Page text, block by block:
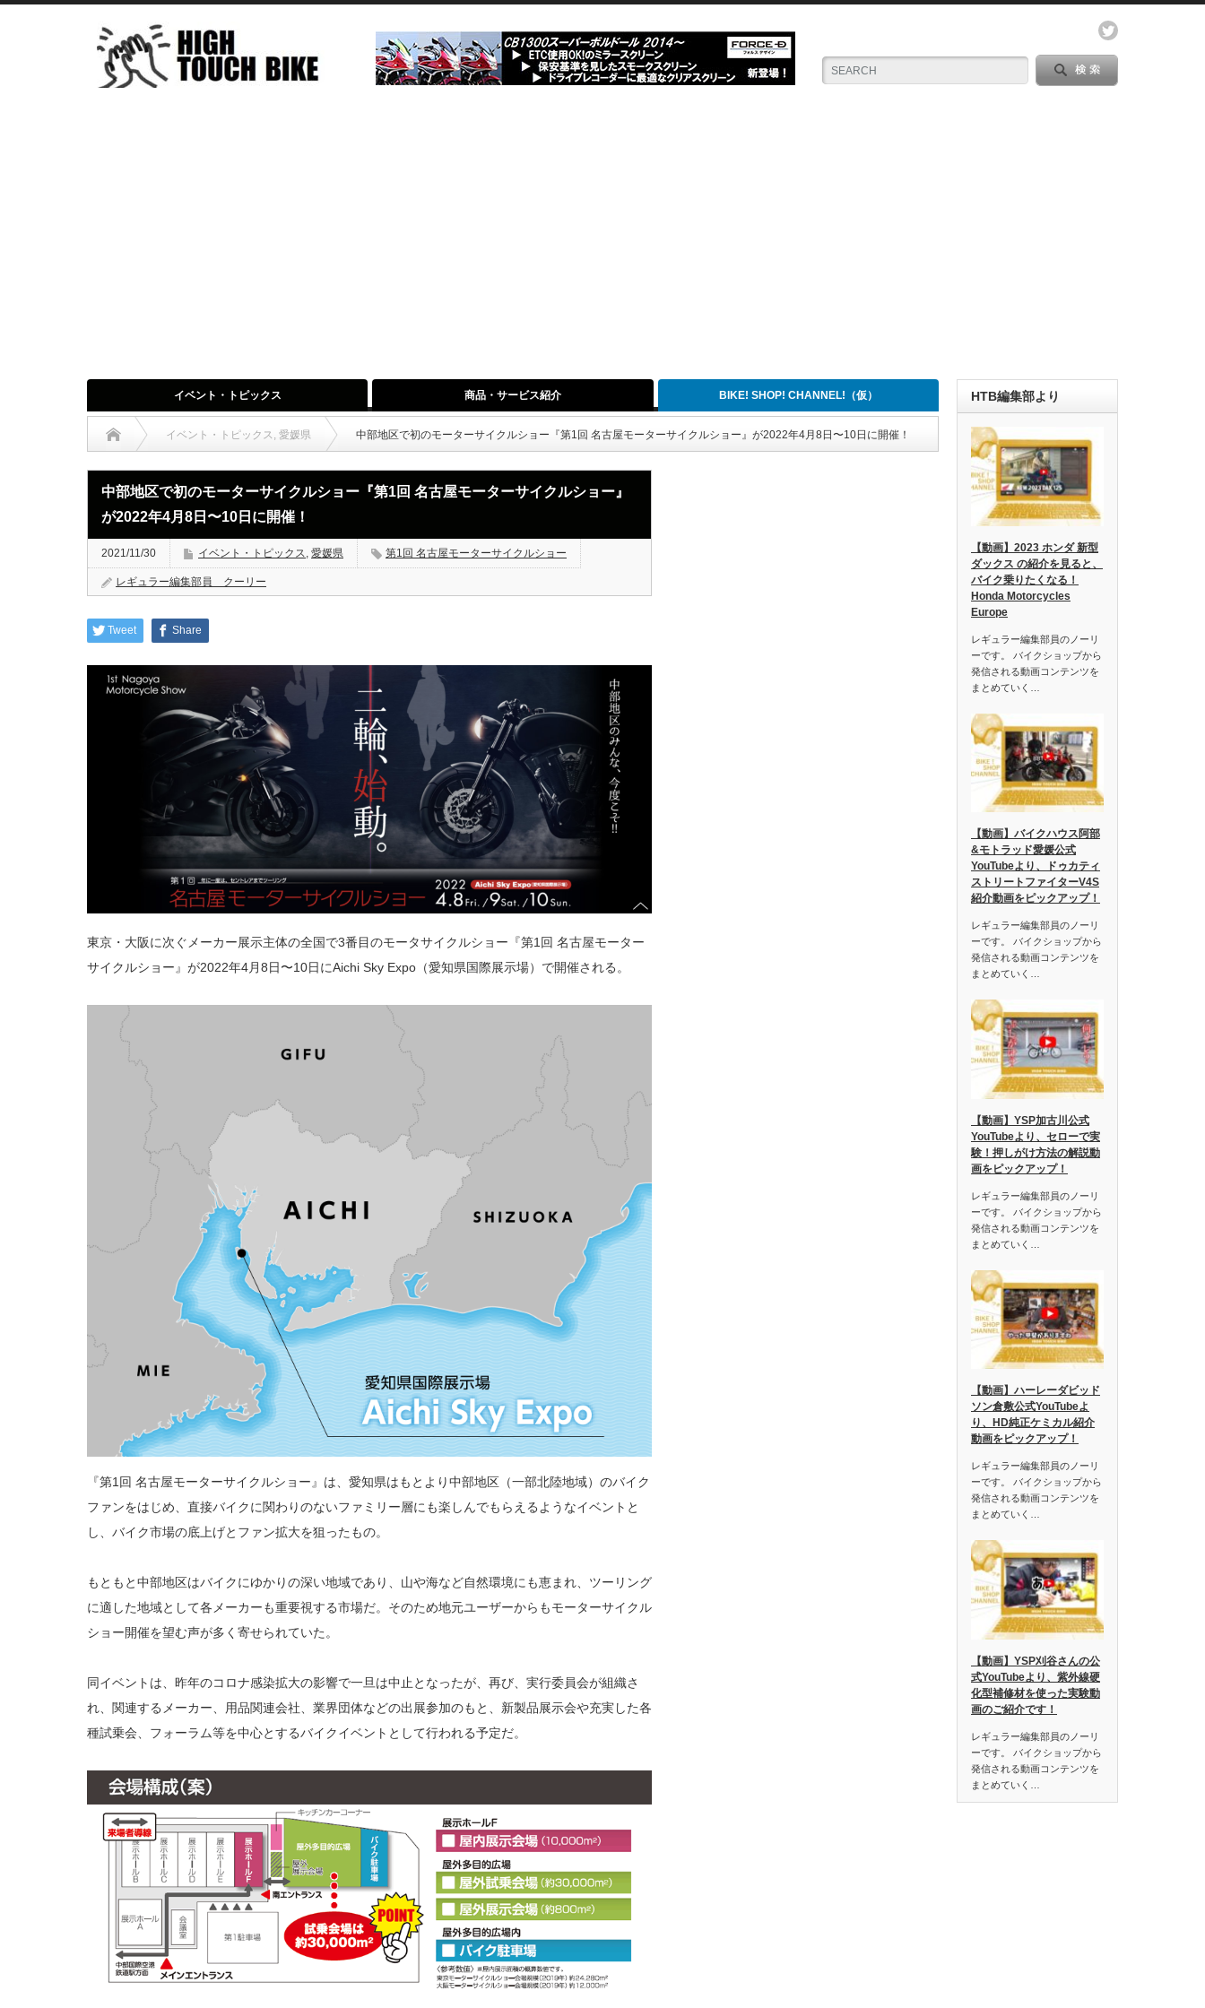
イベント・トピックス 商品・サービス紹介 BIKE! SHOP! CHANNEL!（仮）
イベント・トピックス, 愛媛県 中部地区で初のモーターサイクルショー『第1回 名古屋モーターサイクルショー』が2022年4月8日〜10日に開催！
中部地区で初のモーターサイクルショー『第1回 名古屋モーターサイクルショー』
が2022年4月8日〜10日に開催！
2021/11/30 イベント・トピックス, 愛媛県 第1回 名古屋モーターサイクルショー
レギュラー編集部員 クーリー
Tweet Share
東京・大阪に次ぐメーカー展示主体の全国で3番目のモータサイクルショー『第1回 名古屋モーター
サイクルショー』が2022年4月8日〜10日にAichi Sky Expo（愛知県国際展示場）で開催される。
『第1回 名古屋モーターサイクルショー』は、愛知県はもとより中部地区（一部北陸地域）のバイク
ファンをはじめ、直接バイクに関わりのないファミリー層にも楽しんでもらえるようなイベントと
し、バイク市場の底上げとファン拡大を狙ったもの。
もともと中部地区はバイクにゆかりの深い地域であり、山や海など自然環境にも恵まれ、ツーリング
に適した地域として各メーカーも重要視する市場だ。そのため地元ユーザーからもモーターサイクル
ショー開催を望む声が多く寄せられていた。
同イベントは、昨年のコロナ感染拡大の影響で一旦は中止となったが、再び、実行委員会が組織さ
れ、関連するメーカー、用品関連会社、業界団体などの出展参加のもと、新製品展示会や充実した各
種試乗会、フォーラム等を中心とするバイクイベントとして行われる予定だ。
HTB編集部より
【動画】2023 ホンダ 新型
ダックス の紹介を見ると、
バイク乗りたくなる！
Honda Motorcycles
Europe
レギュラー編集部員のノーリ
ーです。 バイクショップから
発信される動画コンテンツを
まとめていく…
【動画】バイクハウス阿部
&モトラッド愛媛公式
YouTubeより、ドゥカティ
ストリートファイターV4S
紹介動画をピックアップ！
レギュラー編集部員のノーリ
ーです。 バイクショップから
発信される動画コンテンツを
まとめていく…
【動画】YSP加古川公式
YouTubeより、セローで実
験！押しがけ方法の解説動
画をピックアップ！
レギュラー編集部員のノーリ
ーです。 バイクショップから
発信される動画コンテンツを
まとめていく…
【動画】ハーレーダビッド
ソン倉敷公式YouTubeよ
り、HD純正ケミカル紹介
動画をピックアップ！
レギュラー編集部員のノーリ
ーです。 バイクショップから
発信される動画コンテンツを
まとめていく…
【動画】YSP刈谷さんの公
式YouTubeより、紫外線硬
化型補修材を使った実験動
画のご紹介です！
レギュラー編集部員のノーリ
ーです。 バイクショップから
発信される動画コンテンツを
まとめていく…